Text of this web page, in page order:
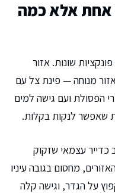
אחת אלא כמה
שונות. אזור
מנוחה — פינת צל עם
הפסולת ועם גישה למים
שאפשר לנקות בקלות.
עצמאי שזקוק
מחסום בגובה עיניו
על הגדר, וגישה קלה